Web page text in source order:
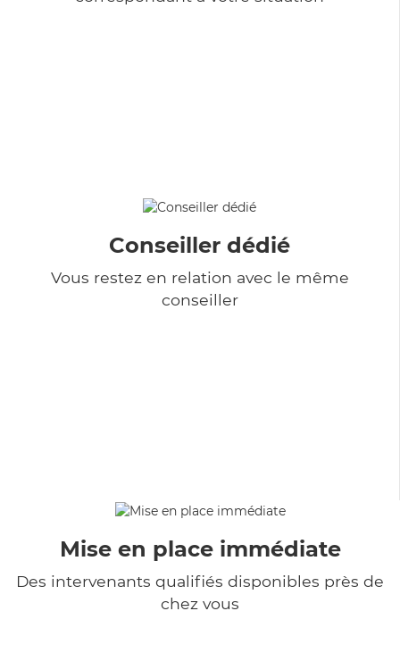
Conseiller dédié
Vous restez en relation avec le même
conseiller
Mise en place immédiate
Des intervenants qualifiés disponibles près de
chez vous